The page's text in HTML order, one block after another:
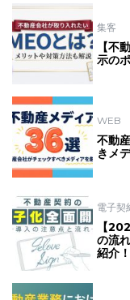
集客
【不
示の
WEB
不動
きメ
電子契
【
の流
紹介！